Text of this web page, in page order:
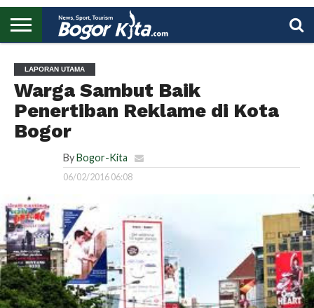
UTAMA
LAPORAN UTAMA
Warga Sambut Baik
Penertiban Reklame di Kota
Bogor
By Bogor-Kita
06/02/2016 06:08